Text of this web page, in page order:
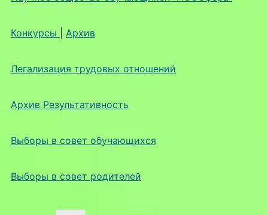
Конкурсы Архив
Легализация трудовых отношений
Архив Результативность
Выборы в совет обучающихся
Выборы в совет родителей